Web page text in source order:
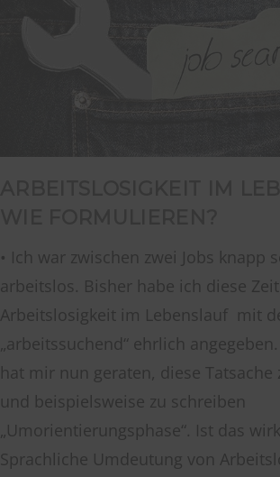
• Ich war zwischen zwei Jobs knapp
arbeitslos. Bisher habe ich diese
Arbeitslosigkeit im Lebenslauf mit
„arbeitssuchend“ ehrlich
hat mir nun geraten, diese Tatsache
und beispielsweise zu schreiben
„Umorientierungsphase“. Ist das
Sprachliche Umdeutung von